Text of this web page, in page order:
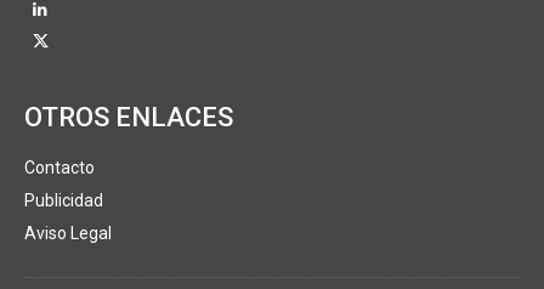
OTROS ENLACES
Contacto
Publicidad
Aviso Legal